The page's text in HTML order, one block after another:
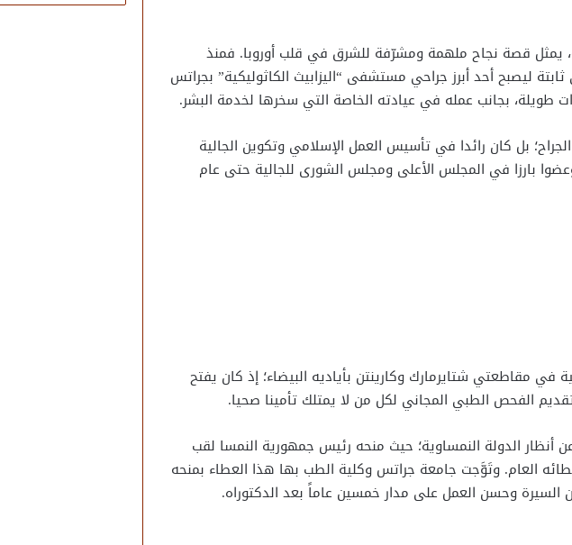
البحيرة المصرية، يمثل قصة نجاح ملهمة ومشرّفة للشرق في قلب أوروبا. فمنذ
تدرج بخطى ثابتة ليصبح أحد أبرز جراحي مستشفى “اليزابيث الكاثوليكية” بجراتس
طويلة، بجانب عمله في عيادته الخاصة التي سخرها لخدمة البشر.
بل كان رائدا في تأسيس العمل الإسلامي وتكوين الجالية
بارزا في المجلس الأعلى ومجلس الشورى للجالية حتى عام
في مقاطعتي شتايرمارك وكارينتن بأياديه البيضاء؛ إذ كان يفتح
الفحص الطبي المجاني لكل من لا يمتلك تأمينا صحيا.
أنظار الدولة النمساوية؛ حيث منحه رئيس جمهورية النمسا لقب
لتميزه الطبي وعطائه العام. وتَوَّجت جامعة جراتس وكلية الطب بها هذا العطاء بمنحه